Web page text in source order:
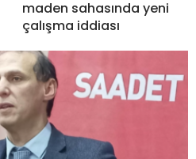
maden sahasında yeni
çalışma iddiası